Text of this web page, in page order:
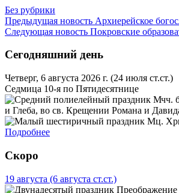
Без рубрики
Предыдущая новость Архиерейское
Следующая новость Покровские
Сегодняшний день
Четверг, 6 августа 2026 г. (24 июля ст.ст.)
Седмица 10-я по Пятидесятнице
Мчч.
и Глеба, во св. Крещении Романа и
Мц.
Подробнее
Скоро
19 августа (6 августа ст.ст.)
Преображение